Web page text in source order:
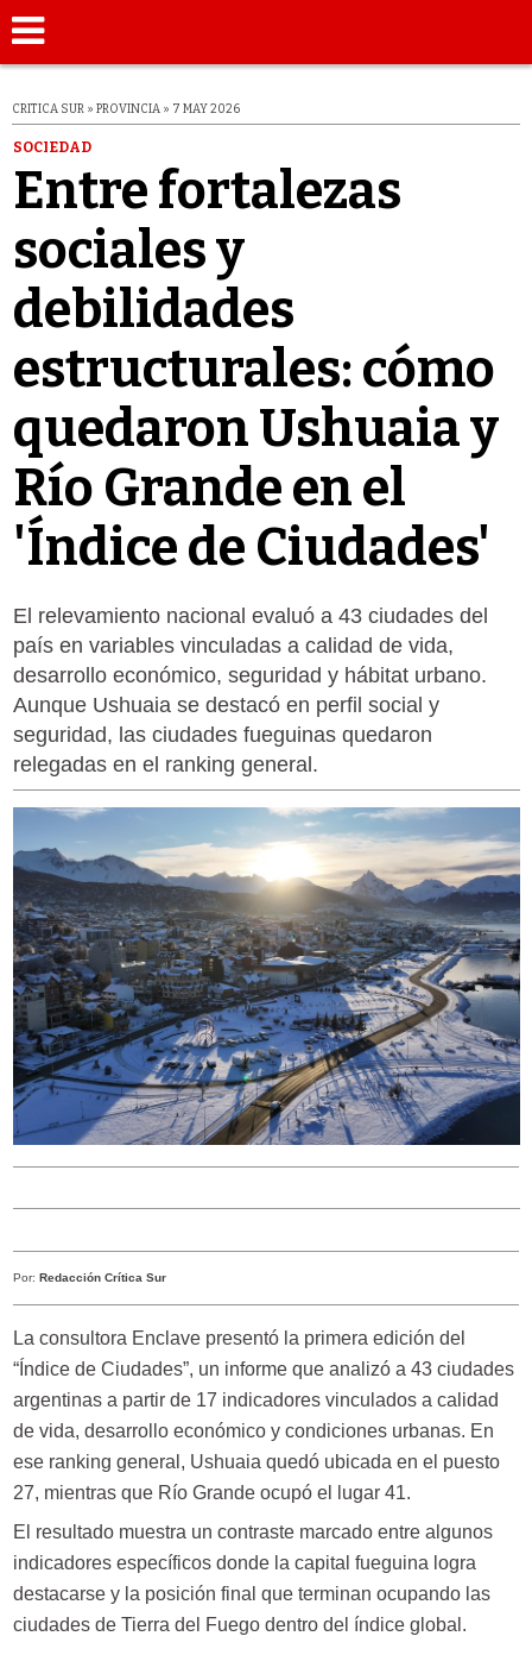
CRITICA SUR » PROVINCIA » 7 MAY 2026
SOCIEDAD
Entre fortalezas
sociales y
debilidades
estructurales: cómo
quedaron Ushuaia y
Río Grande en el
'Índice de Ciudades'
El relevamiento nacional evaluó a 43 ciudades del
país en variables vinculadas a calidad de vida,
desarrollo económico, seguridad y hábitat urbano.
Aunque Ushuaia se destacó en perfil social y
seguridad, las ciudades fueguinas quedaron
relegadas en el ranking general.
Por: Redacción Crítica Sur
La consultora Enclave presentó la primera edición del
“Índice de Ciudades”, un informe que analizó a 43 ciudades
argentinas a partir de 17 indicadores vinculados a calidad
de vida, desarrollo económico y condiciones urbanas. En
ese ranking general, Ushuaia quedó ubicada en el puesto
27, mientras que Río Grande ocupó el lugar 41.
El resultado muestra un contraste marcado entre algunos
indicadores específicos donde la capital fueguina logra
destacarse y la posición final que terminan ocupando las
ciudades de Tierra del Fuego dentro del índice global.